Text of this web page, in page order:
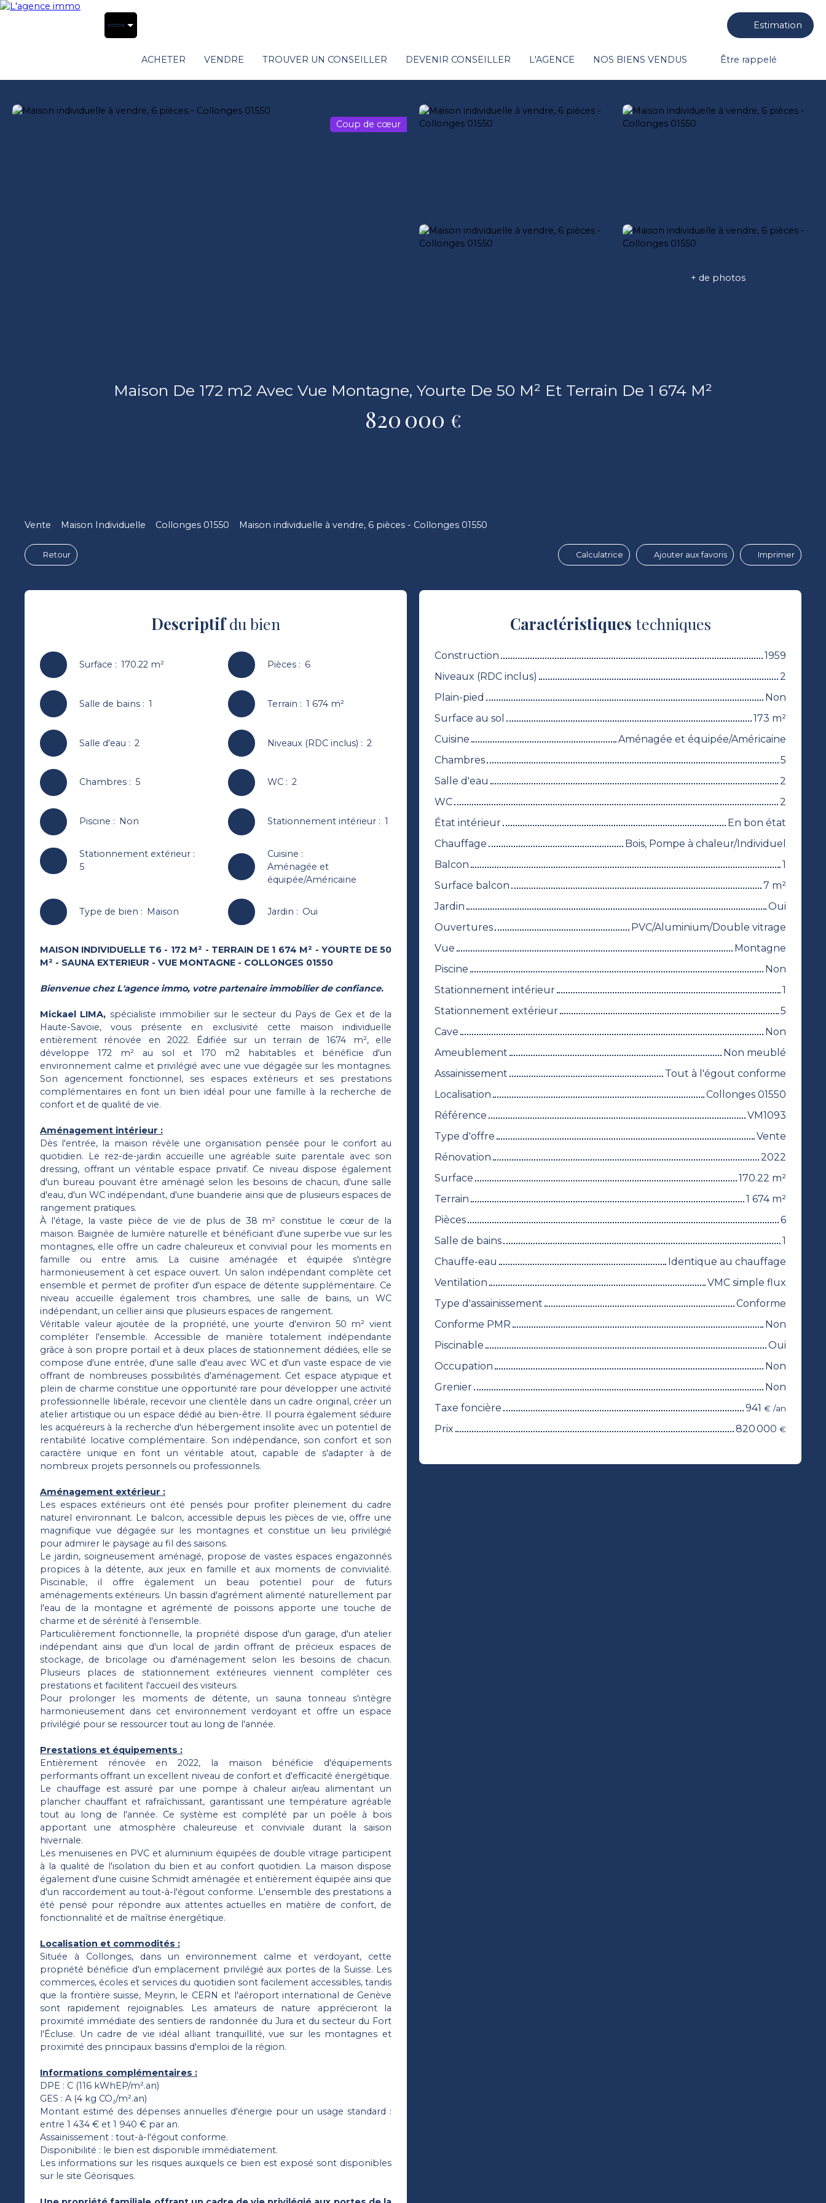
Estimation
ACHETER VENDRE TROUVER UN CONSEILLER DEVENIR CONSEILLER L'AGENCE NOS BIENS VENDUS Être rappelé
Coup de cœur
+ de photos
Maison De 172 m2 Avec Vue Montagne, Yourte De 50 M² Et Terrain De 1 674 M²
820 000 €
Vente Maison Individuelle Collonges 01550 Maison individuelle à vendre, 6 pièces - Collonges 01550
Retour Calculatrice Ajouter aux favoris Imprimer
Descriptifdu bien
Surface : 170.22 m² Pièces: 6
Salle de bains: 1 Terrain : 1 674 m²
Salle d'eau : 2 Niveaux (RDC inclus) : 2
Chambres: 5 WC: 2
Piscine : Non Stationnement intérieur: 1
Stationnement extérieur:
5
Cuisine :
Aménagée et
équipée/Américaine
Type de bien : Maison Jardin : Oui
MAISON INDIVIDUELLE T6 - 172 M² - TERRAIN DE 1 674 M² - YOURTE DE 50
M² - SAUNA EXTERIEUR - VUE MONTAGNE - COLLONGES 01550
Bienvenue chez L'agence immo, votre partenaire immobilier de confiance.
Mickael LIMA, spécialiste immobilier sur le secteur du Pays de Gex et de la
Haute-Savoie, vous présente en exclusivité cette maison individuelle
entièrement rénovée en 2022. Édifiée sur un terrain de 1674 m², elle
développe 172 m² au sol et 170 m2 habitables et bénéficie d'un
environnement calme et privilégié avec une vue dégagée sur les montagnes.
Son agencement fonctionnel, ses espaces extérieurs et ses prestations
complémentaires en font un bien idéal pour une famille à la recherche de
confort et de qualité de vie.
Aménagement intérieur :
Dès l'entrée, la maison révèle une organisation pensée pour le confort au
quotidien. Le rez-de-jardin accueille une agréable suite parentale avec son
dressing, offrant un véritable espace privatif. Ce niveau dispose également
d'un bureau pouvant être aménagé selon les besoins de chacun, d'une salle
d'eau, d'un WC indépendant, d'une buanderie ainsi que de plusieurs espaces de
rangement pratiques.
À l'étage, la vaste pièce de vie de plus de 38 m² constitue le cœur de la
maison. Baignée de lumière naturelle et bénéficiant d'une superbe vue sur les
montagnes, elle offre un cadre chaleureux et convivial pour les moments en
famille ou entre amis. La cuisine aménagée et équipée s'intègre
harmonieusement à cet espace ouvert. Un salon indépendant complète cet
ensemble et permet de profiter d'un espace de détente supplémentaire. Ce
niveau accueille également trois chambres, une salle de bains, un WC
indépendant, un cellier ainsi que plusieurs espaces de rangement.
Véritable valeur ajoutée de la propriété, une yourte d'environ 50 m² vient
compléter l'ensemble. Accessible de manière totalement indépendante
grâce à son propre portail et à deux places de stationnement dédiées, elle se
compose d'une entrée, d'une salle d'eau avec WC et d'un vaste espace de vie
offrant de nombreuses possibilités d'aménagement. Cet espace atypique et
plein de charme constitue une opportunité rare pour développer une activité
professionnelle libérale, recevoir une clientèle dans un cadre original, créer un
atelier artistique ou un espace dédié au bien-être. Il pourra également séduire
les acquéreurs à la recherche d'un hébergement insolite avec un potentiel de
rentabilité locative complémentaire. Son indépendance, son confort et son
caractère unique en font un véritable atout, capable de s'adapter à de
nombreux projets personnels ou professionnels.
Aménagement extérieur :
Les espaces extérieurs ont été pensés pour profiter pleinement du cadre
naturel environnant. Le balcon, accessible depuis les pièces de vie, offre une
magnifique vue dégagée sur les montagnes et constitue un lieu privilégié
pour admirer le paysage au fil des saisons.
Le jardin, soigneusement aménagé, propose de vastes espaces engazonnés
propices à la détente, aux jeux en famille et aux moments de convivialité.
Piscinable, il offre également un beau potentiel pour de futurs
aménagements extérieurs. Un bassin d'agrément alimenté naturellement par
l'eau de la montagne et agrémenté de poissons apporte une touche de
charme et de sérénité à l'ensemble.
Particulièrement fonctionnelle, la propriété dispose d'un garage, d'un atelier
indépendant ainsi que d'un local de jardin offrant de précieux espaces de
stockage, de bricolage ou d'aménagement selon les besoins de chacun.
Plusieurs places de stationnement extérieures viennent compléter ces
prestations et facilitent l'accueil des visiteurs.
Pour prolonger les moments de détente, un sauna tonneau s'intègre
harmonieusement dans cet environnement verdoyant et offre un espace
privilégié pour se ressourcer tout au long de l'année.
Prestations et équipements :
Entièrement rénovée en 2022, la maison bénéficie d'équipements
performants offrant un excellent niveau de confort et d'efficacité énergétique.
Le chauffage est assuré par une pompe à chaleur air/eau alimentant un
plancher chauffant et rafraîchissant, garantissant une température agréable
tout au long de l'année. Ce système est complété par un poêle à bois
apportant une atmosphère chaleureuse et conviviale durant la saison
hivernale.
Les menuiseries en PVC et aluminium équipées de double vitrage participent
à la qualité de l'isolation du bien et au confort quotidien. La maison dispose
également d'une cuisine Schmidt aménagée et entièrement équipée ainsi que
d'un raccordement au tout-à-l'égout conforme. L'ensemble des prestations a
été pensé pour répondre aux attentes actuelles en matière de confort, de
fonctionnalité et de maîtrise énergétique.
Localisation et commodités :
Située à Collonges, dans un environnement calme et verdoyant, cette
propriété bénéficie d'un emplacement privilégié aux portes de la Suisse. Les
commerces, écoles et services du quotidien sont facilement accessibles, tandis
que la frontière suisse, Meyrin, le CERN et l'aéroport international de Genève
sont rapidement rejoignables. Les amateurs de nature apprécieront la
proximité immédiate des sentiers de randonnée du Jura et du secteur du Fort
l'Écluse. Un cadre de vie idéal alliant tranquillité, vue sur les montagnes et
proximité des principaux bassins d'emploi de la région.
Informations complémentaires :
DPE : C (116 kWhEP/m².an)
GES : A (4 kg CO₂/m².an)
Montant estimé des dépenses annuelles d'énergie pour un usage standard :
entre 1 434 € et 1 940 € par an.
Assainissement : tout-à-l'égout conforme.
Disponibilité : le bien est disponible immédiatement.
Les informations sur les risques auxquels ce bien est exposé sont disponibles
sur le site Géorisques.
Caractéristiques techniques
Construction
1959
Niveaux (RDC inclus)
2
Plain-pied
Non
Surface au sol
173 m²
Cuisine
Aménagée et équipée/Américaine
Chambres
5
Salle d'eau
2
WC
2
État intérieur
En bon état
Chauffage
Bois, Pompe à chaleur/Individuel
Balcon
1
Surface balcon
7 m²
Jardin
Oui
Ouvertures
PVC/Aluminium/Double vitrage
Vue
Montagne
Piscine
Non
Stationnement intérieur
1
Stationnement extérieur
5
Cave
Non
Ameublement
Non meublé
Assainissement
Tout à l'égout conforme
Localisation
Collonges 01550
Référence
VM1093
Type d'offre
Vente
Rénovation
2022
Surface
170.22 m²
Terrain
1 674 m²
Pièces
6
Salle de bains
1
Chauffe-eau
Identique au chauffage
Ventilation
VMC simple flux
Type d'assainissement
Conforme
Conforme PMR
Non
Piscinable
Oui
Occupation
Non
Grenier
Non
Taxe foncière
941 € /an
Prix 820 000 €